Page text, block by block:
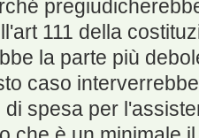
111 della
la parte più
caso
spesa per